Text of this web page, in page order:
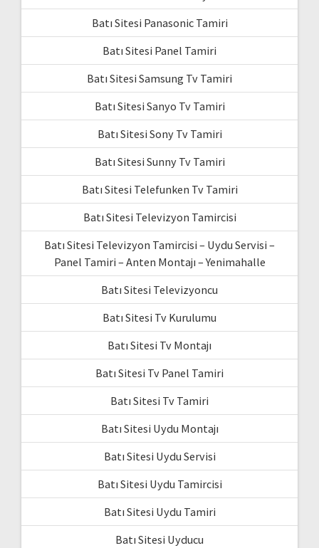
Batı Sitesi Panasonic Tamiri
Batı Sitesi Panel Tamiri
Batı Sitesi Samsung Tv Tamiri
Batı Sitesi Sanyo Tv Tamiri
Batı Sitesi Sony Tv Tamiri
Batı Sitesi Sunny Tv Tamiri
Batı Sitesi Telefunken Tv Tamiri
Batı Sitesi Televizyon Tamircisi
Batı Sitesi Televizyon Tamircisi – Uydu Servisi –
Panel Tamiri – Anten Montajı – Yenimahalle
Batı Sitesi Televizyoncu
Batı Sitesi Tv Kurulumu
Batı Sitesi Tv Montajı
Batı Sitesi Tv Panel Tamiri
Batı Sitesi Tv Tamiri
Batı Sitesi Uydu Montajı
Batı Sitesi Uydu Servisi
Batı Sitesi Uydu Tamircisi
Batı Sitesi Uydu Tamiri
Batı Sitesi Uyducu